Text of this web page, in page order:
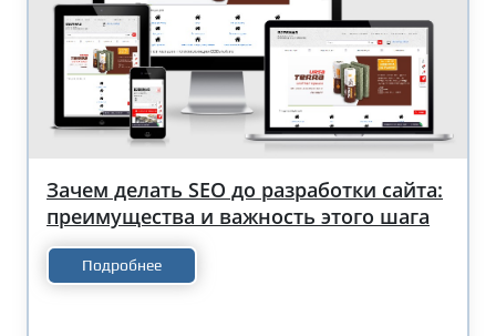
Зачем делать SEO до разработки сайта:
преимущества и важность этого шага
Подробнее